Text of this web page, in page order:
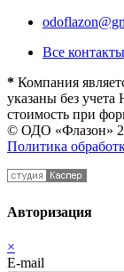
Все контакты
* Компания
указаны без
стоимость при
© ОДО «Флазон»
Политика
Авторизация
×
E-mail